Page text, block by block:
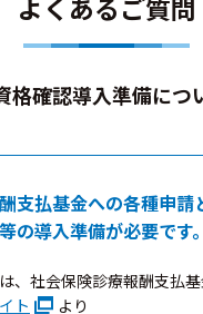
よくあるご質問
格確認導入準備につ
支払基金への各種申請
の導入準備が必要です。
、社会保険診療報酬支払
ト
より